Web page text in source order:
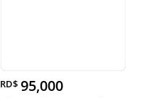
RD$ 95,000